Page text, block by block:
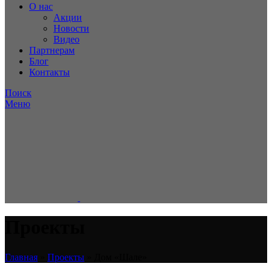
О нас
Акции
Новости
Видео
Партнерам
Блог
Контакты
Поиск
Меню
Главная Проекты